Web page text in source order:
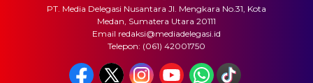
PT. Media Delegasi Nusantara Jl. Mengkara No.31, Kota
Medan, Sumatera Utara 20111
Email redaksi@mediadelegasi.id
Telepon: (061) 42001750